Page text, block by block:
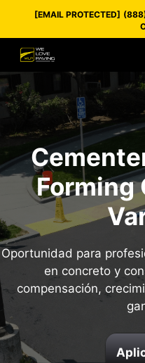
[EMAIL PROTECTED]
Forming
Oportunidad para
en concreto y
compensación,